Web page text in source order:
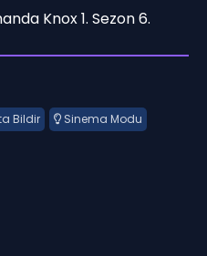
Knox 1. Sezon 6.
Bildir Sinema Modu